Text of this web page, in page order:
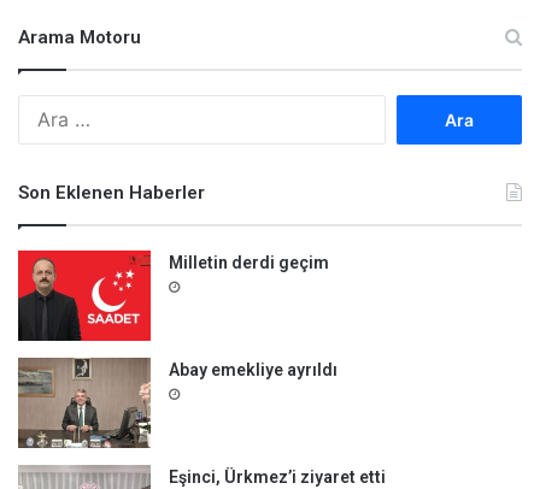
Arama Motoru
Son Eklenen Haberler
Milletin derdi geçim
Abay emekliye ayrıldı
Eşinci, Ürkmez’i ziyaret etti